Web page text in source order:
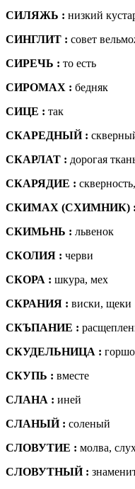
СИЛЯЖЬ : низкий
СИНГЛИТ : совет
СИРЕЧЬ : то есть
СИРОМАХ : бедняк
СИЦЕ : так
СКАРЕДНЫЙ :
СКАРЛАТ : дорогая
СКАРЯДИЕ :
СКИМАХ (СХИМНИК) :
СКИМЬНЬ : львенок
СКОЛИЯ : черви
СКОРА : шкура, мех
СКРАНИЯ : виски, щеки
СКЪПАНИЕ :
СКУДЕЛЬНИЦА :
СКУПЬ : вместе
СЛАНА : иней
СЛАНЫЙ : соленый
СЛОВУТИЕ : молва,
СЛОВУТНЫЙ :